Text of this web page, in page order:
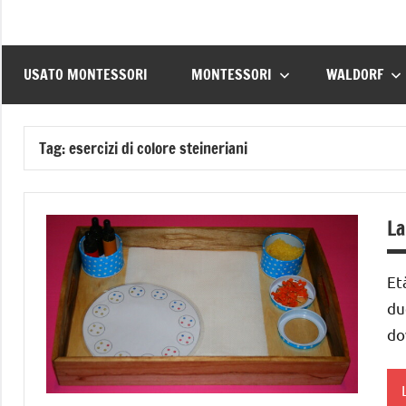
USATO MONTESSORI MONTESSORI WALDORF
Tag:esercizi di colore steineriani